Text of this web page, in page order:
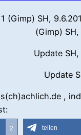
(Gimp) SH,
(Gimp) SH,
Update SH,
Update
,
2 teilen